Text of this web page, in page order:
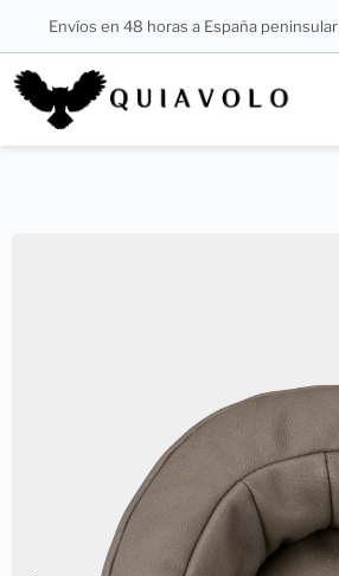
Envíos en 48 horas a España peninsular